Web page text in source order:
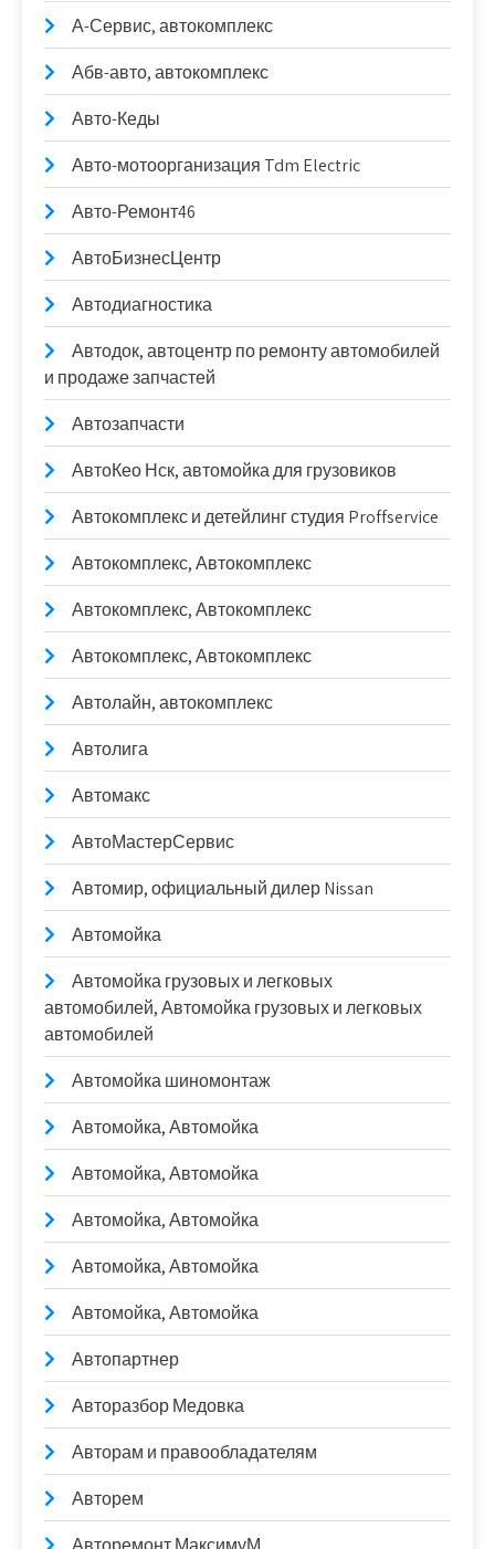
А-Сервис, автокомплекс
Абв-авто, автокомплекс
Авто-Кеды
Авто-мотоорганизация Tdm Electric
Авто-Ремонт46
АвтоБизнесЦентр
Автодиагностика
Автодок, автоцентр по ремонту автомобилей
и продаже запчастей
Автозапчасти
АвтоКео Нск, автомойка для грузовиков
Автокомплекс и детейлинг студия Proffservice
Автокомплекс, Автокомплекс
Автокомплекс, Автокомплекс
Автокомплекс, Автокомплекс
Автолайн, автокомплекс
Автолига
Автомакс
АвтоМастерСервис
Автомир, официальный дилер Nissan
Автомойка
Автомойка грузовых и легковых
автомобилей, Автомойка грузовых и легковых
автомобилей
Автомойка шиномонтаж
Автомойка, Автомойка
Автомойка, Автомойка
Автомойка, Автомойка
Автомойка, Автомойка
Автомойка, Автомойка
Автопартнер
Авторазбор Медовка
Авторам и правообладателям
Авторем